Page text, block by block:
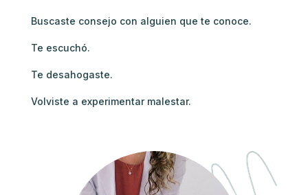
Buscaste consejo con alguien que te conoce.
Te escuchó.
Te desahogaste.
Volviste a experimentar malestar.